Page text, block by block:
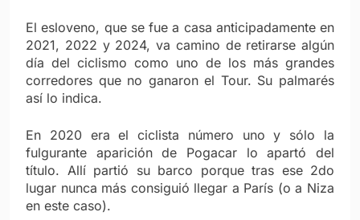
El esloveno, que se fue a casa anticipadamente en
2021, 2022 y 2024, va camino de retirarse algún
día del ciclismo como uno de los más grandes
corredores que no ganaron el Tour. Su palmarés
así lo indica.
En 2020 era el ciclista número uno y sólo la
fulgurante aparición de Pogacar lo apartó del
título. Allí partió su barco porque tras ese 2do
lugar nunca más consiguió llegar a París (o a Niza
en este caso).